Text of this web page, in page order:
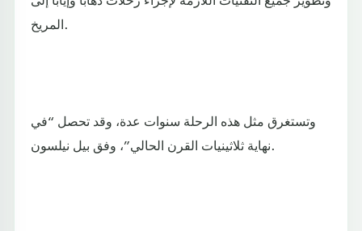
المريخ.
وتستغرق مثل هذه الرحلة سنوات عدة، وقد تحصل “في
نهاية ثلاثينيات القرن الحالي”، وفق بيل نيلسون.